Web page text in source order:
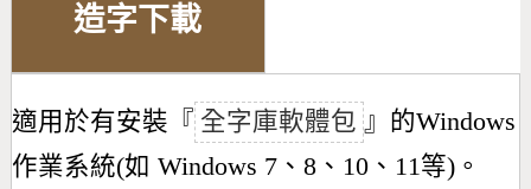
造字下載
適用於有安裝『 全字庫軟體包 』的Windows
作業系統(如 Windows 7、8、10、11等)。